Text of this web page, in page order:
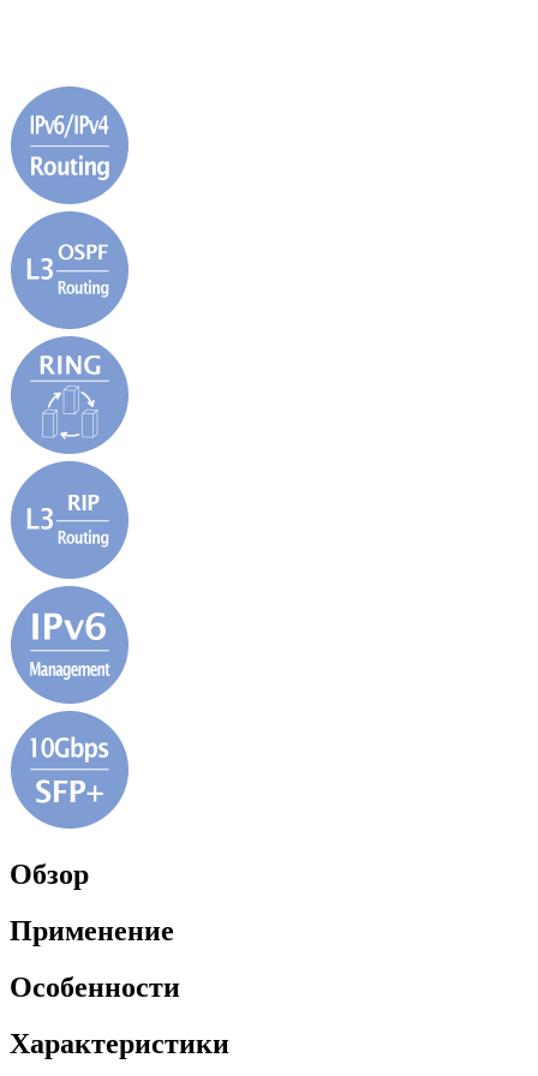
Обзор
Применение
Особенности
Характеристики